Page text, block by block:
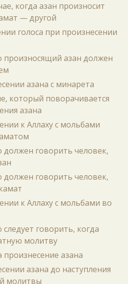
когда азан произносит
— другой
голоса при произнесении
произносящий азан должен
азана с минарета
который поворачивается
азана
к Аллаху с мольбами
должен говорить человек,
должен говорить человек,
к Аллаху с мольбами во
говорить, когда
молитву
произнесение азана
азана до наступления
молитвы